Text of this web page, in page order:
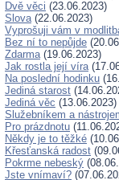
Dvě věci (23.06.2023)
Slova(22.06.2023)
Vyprošuji vám v
Bez ní to nepůjde
Zdarma(19.06.2023)
Jak rostla její víra
Na poslední hodinku
Jediná starost
Jediná věc (13.06.2023)
Služebníkem a
Pro prázdnotu
Někdy je to těžké
Křesťanská radost
Pokrme nebeský
Jste vnímaví?